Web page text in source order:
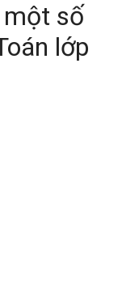
một số
lớp